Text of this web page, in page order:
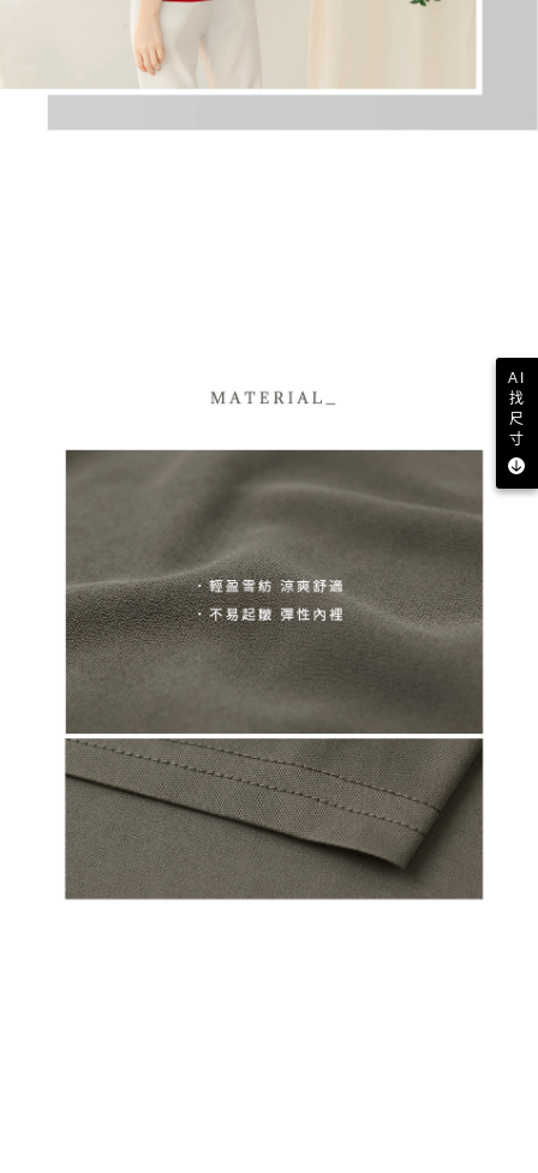
AI
找
尺
寸